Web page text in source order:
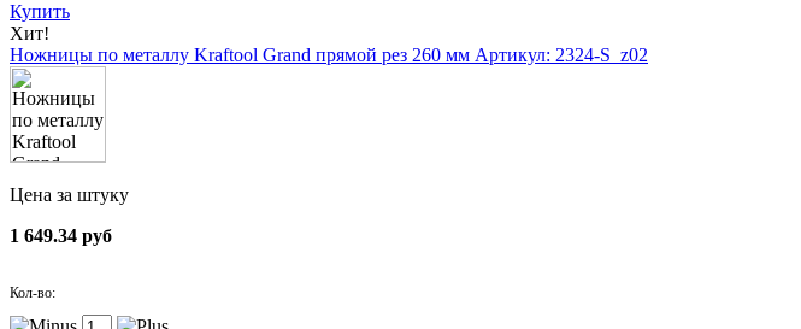
Купить
Хит!
Ножницы по металлу Kraftool Grand прямой рез 260 мм Артикул: 2324-S_z02
Цена за штуку
1 649.34 руб
Кол-во: